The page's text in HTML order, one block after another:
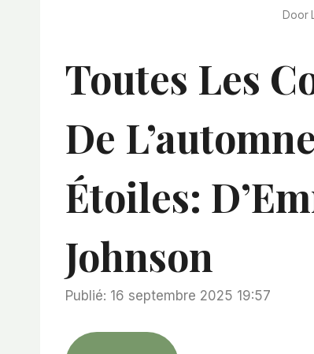
Door
Toutes Les
De
Étoiles:
Johnson
Publié: 16 septembre 2025 19:57